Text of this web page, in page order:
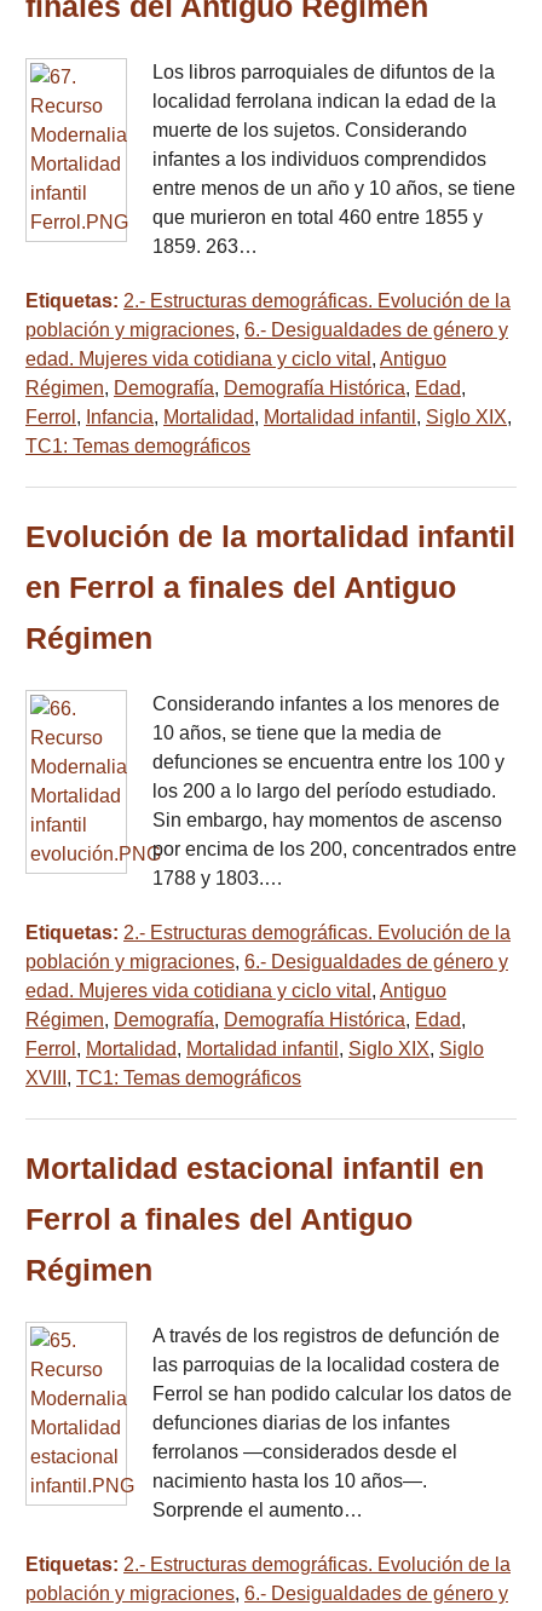
finales del Antiguo Régimen
Los libros parroquiales de difuntos de la
localidad ferrolana indican la edad de la
muerte de los sujetos. Considerando
infantes a los individuos comprendidos
entre menos de un año y 10 años, se tiene
que murieron en total 460 entre 1855 y
1859. 263…
Etiquetas: 2.- Estructuras demográficas. Evolución de la
población y migraciones, 6.- Desigualdades de género y
edad. Mujeres vida cotidiana y ciclo vital , Antiguo
Régimen, Demografía, Demografía Histórica, Edad,
Ferrol , Infancia, Mortalidad, Mortalidad infantil , Siglo XIX,
TC1: Temas demográficos
Evolución de la mortalidad infantil
en Ferrol a finales del Antiguo
Régimen
Considerando infantes a los menores de
10 años, se tiene que la media de
defunciones se encuentra entre los 100 y
los 200 a lo largo del período estudiado.
Sin embargo, hay momentos de ascenso
por encima de los 200, concentrados entre
1788 y 1803.…
Etiquetas: 2.- Estructuras demográficas. Evolución de la
población y migraciones, 6.- Desigualdades de género y
edad. Mujeres vida cotidiana y ciclo vital , Antiguo
Régimen, Demografía, Demografía Histórica, Edad,
Ferrol , Mortalidad, Mortalidad infantil , Siglo XIX, Siglo
XVIII , TC1: Temas demográficos
Mortalidad estacional infantil en
Ferrol a finales del Antiguo
Régimen
A través de los registros de defunción de
las parroquias de la localidad costera de
Ferrol se han podido calcular los datos de
defunciones diarias de los infantes
ferrolanos —considerados desde el
nacimiento hasta los 10 años—.
Sorprende el aumento…
Etiquetas: 2.- Estructuras demográficas. Evolución de la
población y migraciones, 6.- Desigualdades de género y